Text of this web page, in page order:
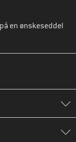
en ønskeseddel